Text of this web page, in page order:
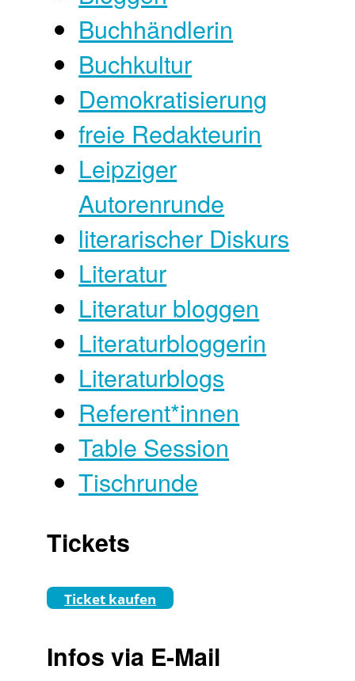
Buchhändlerin
Buchkultur
Demokratisierung
freie Redakteurin
Leipziger
Autorenrunde
literarischer Diskurs
Literatur
Literatur bloggen
Literaturbloggerin
Literaturblogs
Referent*innen
Table Session
Tischrunde
Tickets
Ticket kaufen
Infos via E-Mail